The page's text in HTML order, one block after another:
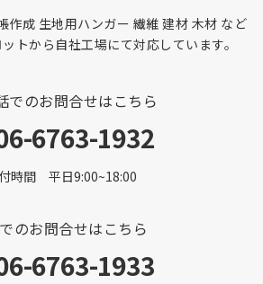
作成 生地用ハンガー 繊維 建材 木材 など
トから自社工場にて対応しています。
でのお問合せはこちら
6763-1932
時間 平日9:00~18:00
のお問合せはこちら
6763-1933